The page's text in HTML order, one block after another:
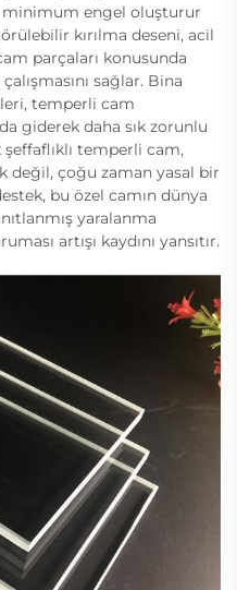
minimum engel oluşturur
kırılma deseni, acil
parçaları konusunda
sağlar. Bina
temperli cam
giderek daha sık zorunlu
temperli cam,
değil, çoğu zaman yasal bir
bu özel camın dünya
yaralanma
artışı kaydını yansıtır.